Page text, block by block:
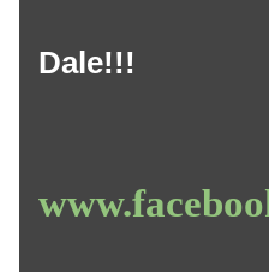
Dale!!!